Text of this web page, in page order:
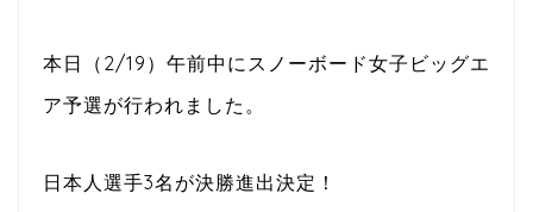
本日（2/19）午前中にスノーボード女子ビッグエ
ア予選が行われました。
日本人選手3名が決勝進出決定！